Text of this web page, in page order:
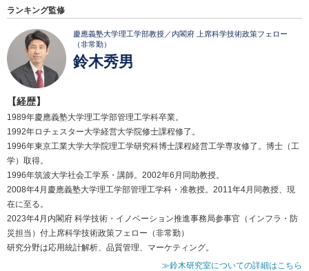
ランキング監修
慶應義塾大学理工学部教授／内閣府 上席科学技術政策フェロー
（非常勤）
鈴木秀男
【経歴】
1989年慶應義塾大学理工学部管理工学科卒業。
1992年ロチェスター大学経営大学院修士課程修了。
1996年東京工業大学大学院理工学研究科博士課程経営工学専攻修了。博士（工
学）取得。
1996年筑波大学社会工学系・講師。2002年6月同助教授。
2008年4月慶應義塾大学理工学部管理工学科・准教授。2011年4月同教授、現
在に至る。
2023年4月内閣府 科学技術・イノベーション推進事務局参事官（インフラ・防
災担当）付上席科学技術政策フェロー（非常勤）
研究分野は応用統計解析、品質管理、マーケティング。
≫鈴木研究室についての詳細はこちら